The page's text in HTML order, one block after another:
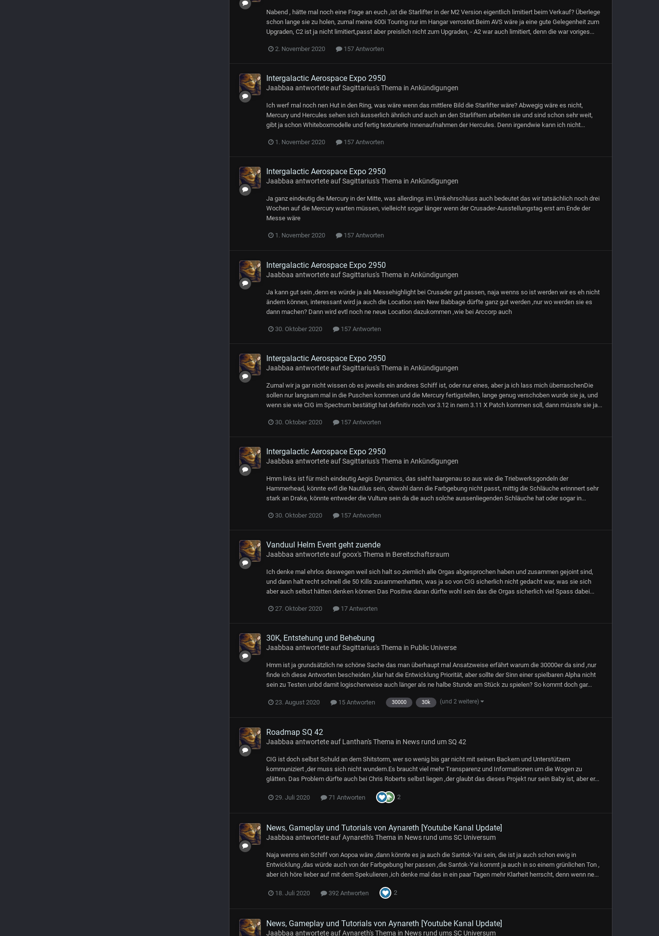
Nabend , hätte mal noch eine Frage an euch ,ist die Starlifter in der M2 Version eigentlich limitiert beim Verkauf? Überlege
schon lange sie zu holen, zumal meine 600i Touring nur im Hangar verrostet.Beim AVS wäre ja eine gute Gelegenheit zum
Upgraden, C2 ist ja nicht limitiert,passt aber preislich nicht zum Upgraden, - A2 war auch limitiert, denn die war voriges...
2. November 2020 157 Antworten
Intergalactic Aerospace Expo 2950
Jaabbaa antwortete aufSagittarius's Thema in Ankündigungen
Ich werf mal noch nen Hut in den Ring, was wäre wenn das mittlere Bild die Starlifter wäre? Abwegig wäre es nicht,
Mercury und Hercules sehen sich äusserlich ähnlich und auch an den Starliftern arbeiten sie und sind schon sehr weit,
gibt ja schon Whiteboxmodelle und fertig texturierte Innenaufnahmen der Hercules. Denn irgendwie kann ich nicht...
1. November 2020 157 Antworten
Intergalactic Aerospace Expo 2950
Jaabbaa antwortete aufSagittarius's Thema in Ankündigungen
Ja ganz eindeutig die Mercury in der Mitte, was allerdings im Umkehrschluss auch bedeutet das wir tatsächlich noch drei
Wochen auf die Mercury warten müssen, vielleicht sogar länger wenn der Crusader-Ausstellungstag erst am Ende der
Messe wäre
1. November 2020 157 Antworten
Intergalactic Aerospace Expo 2950
Jaabbaa antwortete aufSagittarius's Thema in Ankündigungen
Ja kann gut sein ,denn es würde ja als Messehighlight bei Crusader gut passen, naja wenns so ist werden wir es eh nicht
ändern können, interessant wird ja auch die Location sein New Babbage dürfte ganz gut werden ,nur wo werden sie es
dann machen? Dann wird evtl noch ne neue Location dazukommen ,wie bei Arccorp auch
30. Oktober 2020 157 Antworten
Intergalactic Aerospace Expo 2950
Jaabbaa antwortete aufSagittarius's Thema in Ankündigungen
Zumal wir ja gar nicht wissen ob es jeweils ein anderes Schiff ist, oder nur eines, aber ja ich lass mich überraschenDie
sollen nur langsam mal in die Puschen kommen und die Mercury fertigstellen, lange genug verschoben wurde sie ja, und
wenn sie wie CIG im Spectrum bestätigt hat definitiv noch vor 3.12 in nem 3.11 X Patch kommen soll, dann müsste sie ja...
30. Oktober 2020 157 Antworten
Intergalactic Aerospace Expo 2950
Jaabbaa antwortete aufSagittarius's Thema in Ankündigungen
Hmm links ist für mich eindeutig Aegis Dynamics, das sieht haargenau so aus wie die Triebwerksgondeln der
Hammerhead, könnte evtl die Nautilus sein, obwohl dann die Farbgebung nicht passt, mittig die Schläuche erinnnert sehr
stark an Drake, könnte entweder die Vulture sein da die auch solche aussenliegenden Schläuche hat oder sogar in...
30. Oktober 2020 157 Antworten
Vanduul Helm Event geht zuende
Jaabbaa antwortete aufgoox's Thema in Bereitschaftsraum
Ich denke mal ehrlos deswegen weil sich halt so ziemlich alle Orgas abgesprochen haben und zusammen gejoint sind,
und dann halt recht schnell die 50 Kills zusammenhatten, was ja so von CIG sicherlich nicht gedacht war, was sie sich
aber auch selbst hätten denken können Das Positive daran dürfte wohl sein das die Orgas sicherlich viel Spass dabei...
27. Oktober 2020 17 Antworten
30K, Entstehung und Behebung
Jaabbaa antwortete aufSagittarius's Thema in Public Universe
Hmm ist ja grundsätzlich ne schöne Sache das man überhaupt mal Ansatzweise erfährt warum die 30000er da sind ,nur
finde ich diese Antworten bescheiden ,klar hat die Entwicklung Priorität, aber sollte der Sinn einer spielbaren Alpha nicht
sein zu Testen unbd damit logischerweise auch länger als ne halbe Stunde am Stück zu spielen? So kommt doch gar...
23. August 2020 15 Antworten 30000 30k (und 2 weitere)
Roadmap SQ 42
Jaabbaa antwortete auf Lanthan's Thema in News rund um SQ 42
CIG ist doch selbst Schuld an dem Shitstorm, wer so wenig bis gar nicht mit seinen Backern und Unterstützern
kommuniziert ,der muss sich nicht wundern.Es braucht viel mehr Transparenz und Informationen um die Wogen zu
glätten. Das Problem dürfte auch bei Chris Roberts selbst liegen ,der glaubt das dieses Projekt nur sein Baby ist, aber er...
29. Juli 2020 71 Antworten 2
News, Gameplay und Tutorials von Aynareth [Youtube Kanal Update]
Jaabbaa antwortete aufAynareth's Thema in News rund ums SC Universum
Naja wenns ein Schiff von Aopoa wäre ,dann könnte es ja auch die Santok-Yai sein, die ist ja auch schon ewig in
Entwicklung ,das würde auch von der Farbgebung her passen ,die Santok-Yai kommt ja auch in so einem grünlichen Ton ,
aber ich höre lieber auf mit dem Spekulieren ,ich denke mal das in ein paar Tagen mehr Klarheit herrscht, denn wenn ne...
18. Juli 2020 392 Antworten 2
News, Gameplay und Tutorials von Aynareth [Youtube Kanal Update]
Jaabbaa antwortete aufAynareth's Thema in News rund ums SC Universum